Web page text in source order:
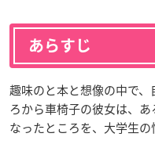
あらすじ
趣味のと本と想像の中で
ろから車椅子の彼女は、
なったところを、大学生の